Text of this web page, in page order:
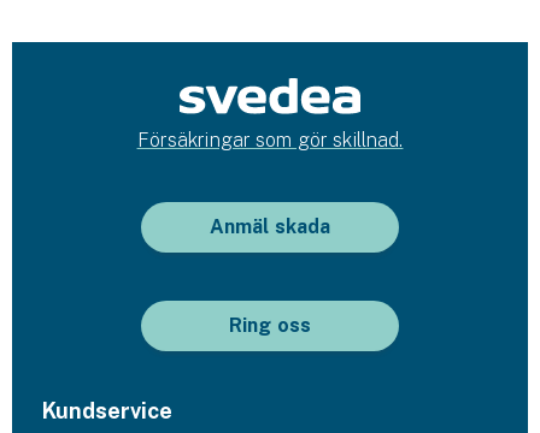
Försäkringar som gör skillnad.
Anmäl skada
Ring oss
Kundservice